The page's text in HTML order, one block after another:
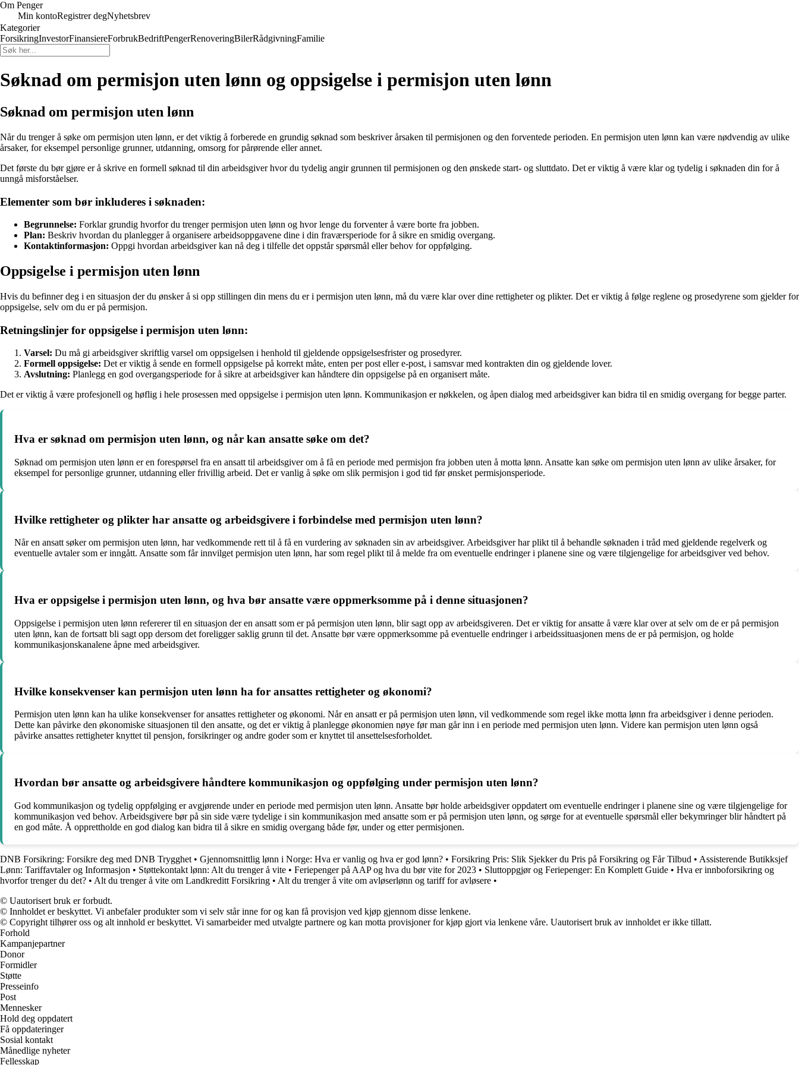
Om Penger
Min kontoRegistrer degNyhetsbrev
Kategorier
ForsikringInvestorFinansiereForbrukBedriftPengerRenoveringBilerRådgivningFamilie
Søknad om permisjon uten lønn og oppsigelse i permisjon uten lønn
Søknad om permisjon uten lønn
Når du trenger å søke om permisjon uten lønn, er det viktig å forberede en grundig søknad som beskriver årsaken til permisjonen og den forventede perioden. En permisjon uten lønn kan være nødvendig av ulike
årsaker, for eksempel personlige grunner, utdanning, omsorg for pårørende eller annet.
Det første du bør gjøre er å skrive en formell søknad til din arbeidsgiver hvor du tydelig angir grunnen til permisjonen og den ønskede start- og sluttdato. Det er viktig å være klar og tydelig i søknaden din for å
unngå misforståelser.
Elementer som bør inkluderes i søknaden:
Begrunnelse: Forklar grundig hvorfor du trenger permisjon uten lønn og hvor lenge du forventer å være borte fra jobben.
Plan: Beskriv hvordan du planlegger å organisere arbeidsoppgavene dine i din fraværsperiode for å sikre en smidig overgang.
Kontaktinformasjon: Oppgi hvordan arbeidsgiver kan nå deg i tilfelle det oppstår spørsmål eller behov for oppfølging.
Oppsigelse i permisjon uten lønn
Hvis du befinner deg i en situasjon der du ønsker å si opp stillingen din mens du er i permisjon uten lønn, må du være klar over dine rettigheter og plikter. Det er viktig å følge reglene og prosedyrene som gjelder for
oppsigelse, selv om du er på permisjon.
Retningslinjer for oppsigelse i permisjon uten lønn:
Varsel: Du må gi arbeidsgiver skriftlig varsel om oppsigelsen i henhold til gjeldende oppsigelsesfrister og prosedyrer.
Formell oppsigelse: Det er viktig å sende en formell oppsigelse på korrekt måte, enten per post eller e-post, i samsvar med kontrakten din og gjeldende lover.
Avslutning: Planlegg en god overgangsperiode for å sikre at arbeidsgiver kan håndtere din oppsigelse på en organisert måte.
Det er viktig å være profesjonell og høflig i hele prosessen med oppsigelse i permisjon uten lønn. Kommunikasjon er nøkkelen, og åpen dialog med arbeidsgiver kan bidra til en smidig overgang for begge parter.
Hva er søknad om permisjon uten lønn, og når kan ansatte søke om det?
Søknad om permisjon uten lønn er en forespørsel fra en ansatt til arbeidsgiver om å få en periode med permisjon fra jobben uten å motta lønn. Ansatte kan søke om permisjon uten lønn av ulike årsaker, for
eksempel for personlige grunner, utdanning eller frivillig arbeid. Det er vanlig å søke om slik permisjon i god tid før ønsket permisjonsperiode.
Hvilke rettigheter og plikter har ansatte og arbeidsgivere i forbindelse med permisjon uten lønn?
Når en ansatt søker om permisjon uten lønn, har vedkommende rett til å få en vurdering av søknaden sin av arbeidsgiver. Arbeidsgiver har plikt til å behandle søknaden i tråd med gjeldende regelverk og
eventuelle avtaler som er inngått. Ansatte som får innvilget permisjon uten lønn, har som regel plikt til å melde fra om eventuelle endringer i planene sine og være tilgjengelige for arbeidsgiver ved behov.
Hva er oppsigelse i permisjon uten lønn, og hva bør ansatte være oppmerksomme på i denne situasjonen?
Oppsigelse i permisjon uten lønn refererer til en situasjon der en ansatt som er på permisjon uten lønn, blir sagt opp av arbeidsgiveren. Det er viktig for ansatte å være klar over at selv om de er på permisjon
uten lønn, kan de fortsatt bli sagt opp dersom det foreligger saklig grunn til det. Ansatte bør være oppmerksomme på eventuelle endringer i arbeidssituasjonen mens de er på permisjon, og holde
kommunikasjonskanalene åpne med arbeidsgiver.
Hvilke konsekvenser kan permisjon uten lønn ha for ansattes rettigheter og økonomi?
Permisjon uten lønn kan ha ulike konsekvenser for ansattes rettigheter og økonomi. Når en ansatt er på permisjon uten lønn, vil vedkommende som regel ikke motta lønn fra arbeidsgiver i denne perioden.
Dette kan påvirke den økonomiske situasjonen til den ansatte, og det er viktig å planlegge økonomien nøye før man går inn i en periode med permisjon uten lønn. Videre kan permisjon uten lønn også
påvirke ansattes rettigheter knyttet til pensjon, forsikringer og andre goder som er knyttet til ansettelsesforholdet.
Hvordan bør ansatte og arbeidsgivere håndtere kommunikasjon og oppfølging under permisjon uten lønn?
God kommunikasjon og tydelig oppfølging er avgjørende under en periode med permisjon uten lønn. Ansatte bør holde arbeidsgiver oppdatert om eventuelle endringer i planene sine og være tilgjengelige for
kommunikasjon ved behov. Arbeidsgivere bør på sin side være tydelige i sin kommunikasjon med ansatte som er på permisjon uten lønn, og sørge for at eventuelle spørsmål eller bekymringer blir håndtert på
en god måte. Å opprettholde en god dialog kan bidra til å sikre en smidig overgang både før, under og etter permisjonen.
DNB Forsikring: Forsikre deg med DNB Trygghet • Gjennomsnittlig lønn i Norge: Hva er vanlig og hva er god lønn? • Forsikring Pris: Slik Sjekker du Pris på Forsikring og Får Tilbud • Assisterende Butikksjef
Lønn: Tariffavtaler og Informasjon • Støttekontakt lønn: Alt du trenger å vite • Feriepenger på AAP og hva du bør vite for 2023 • Sluttoppgjør og Feriepenger: En Komplett Guide • Hva er innboforsikring og
hvorfor trenger du det? • Alt du trenger å vite om Landkreditt Forsikring • Alt du trenger å vite om avløserlønn og tariff for avløsere •
© Uautorisert bruk er forbudt.
© Innholdet er beskyttet. Vi anbefaler produkter som vi selv står inne for og kan få provisjon ved kjøp gjennom disse lenkene.
© Copyright tilhører oss og alt innhold er beskyttet. Vi samarbeider med utvalgte partnere og kan motta provisjoner for kjøp gjort via lenkene våre. Uautorisert bruk av innholdet er ikke tillatt.
Forhold
Kampanjepartner
Donor
Formidler
Støtte
Presseinfo
Post
Mennesker
Hold deg oppdatert
Få oppdateringer
Sosial kontakt
Månedlige nyheter
Fellesskap